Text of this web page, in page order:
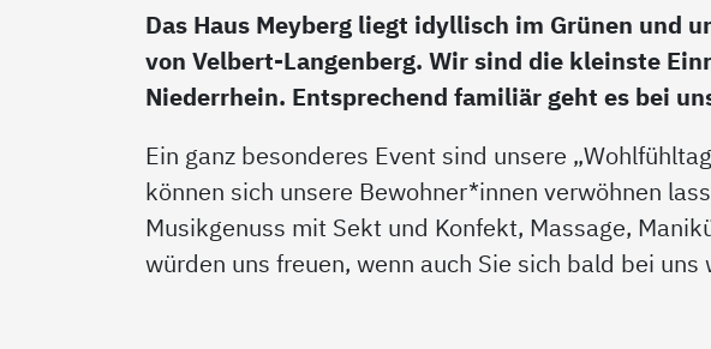
Das Haus Meyberg liegt idyllisch im Grünen und
von Velbert-Langenberg. Wir sind die kleinste
Niederrhein. Entsprechend familiär geht es bei
Ein ganz besonderes Event sind unsere
können sich unsere Bewohner*innen verwöhnen
Musikgenuss mit Sekt und Konfekt, Massage,
würden uns freuen, wenn auch Sie sich bald bei